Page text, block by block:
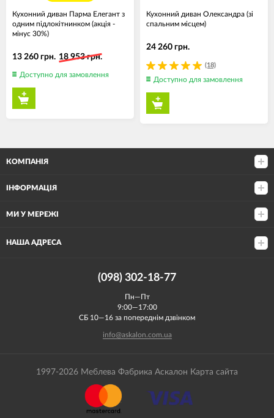
Кухонний диван Парма Елегант з
одним підлокітнинком (акція -
мінус 30%)
13 260 грн. 18 953 грн.
Доступно для замовлення
Кухонний диван Олександра (зі
спальним місцем)
(18)
24 260 грн.
Доступно для замовлення
КОМПАНІЯ
ІНФОРМАЦІЯ
МИ У МЕРЕЖІ
НАША АДРЕСА
(098) 302-18-77
Пн—Пт
9:00—17:00
СБ 10—16 за попереднім дзвінком
info@askalon.com.ua
1997-2026 Меблева Фабрика Аскалон Карта сайта